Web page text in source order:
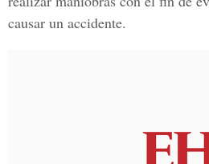
causar un accidente.